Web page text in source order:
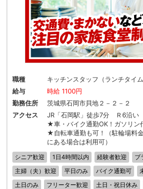
職種
キッチンスタッフ（ランチタイム
給与
時給 1100円
勤務住所
茨城県石岡市貝地２－２－２
アクセス
JR「石岡駅」徒歩7分 Ｒ6沿い
★車・バイク通勤OK！ガソリン
★自転車通勤も可！（駐輪場料
にある場合は利用可）
シニア歓迎 1日4時間以内 経験者歓迎
ブ
主婦（夫）歓迎
平日のみ バイク通勤可
土日のみ
フリーター歓迎 土日・祝日休み